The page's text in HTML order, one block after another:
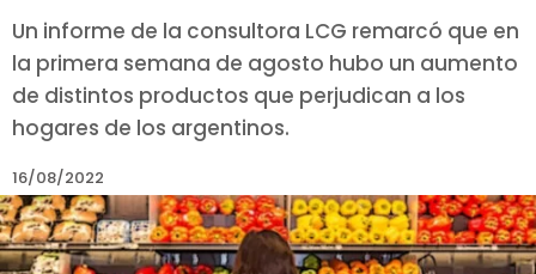
Un informe de la consultora LCG remarcó que en
la primera semana de agosto hubo un aumento
de distintos productos que perjudican a los
hogares de los argentinos.
16/08/2022